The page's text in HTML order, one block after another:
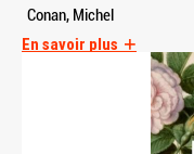
Conan, Michel
En savoir plus